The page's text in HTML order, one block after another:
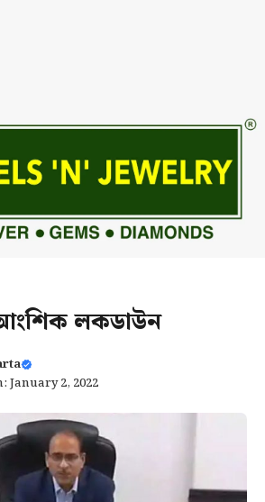
লকডাউন
January 2, 2022